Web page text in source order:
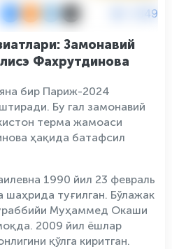
3349
Замонавий
Фахрутдинова
бир Париж-2024
Бу гал замонавий
терма жамоаси
ҳақида батафсил
1990 йил 23 февраль
шаҳрида туғилган. Бўлажак
Муҳаммед Окаши
2009 йил ёшлар
қўлга киритган.